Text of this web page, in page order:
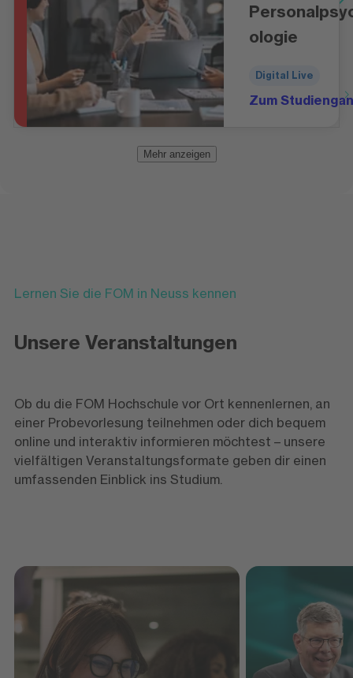
ologie
Digital Live
Zum
Mehr anzeigen
Lernen Sie die FOM in Neuss kennen
Unsere Veranstaltungen
Ob du die FOM Hochschule vor Ort kennenlernen, an
einer Probevorlesung teilnehmen oder dich bequem
online und interaktiv informieren möchtest – unsere
vielfältigen Veranstaltungsformate geben dir einen
umfassenden Einblick ins Studium.